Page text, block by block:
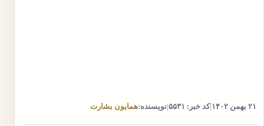
۲۱ بهمن ۱۴۰۲ |کد خبر: ۵۵۳۱ نویسنده:همایون بشارت